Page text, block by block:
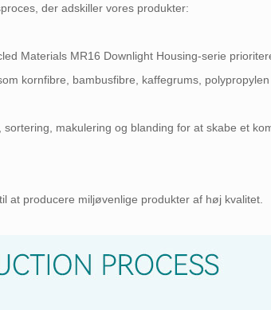
der adskiller vores produkter:
Materials MR16 Downlight Housing-serie
kornfibre, bambusfibre, kaffegrums, polypropylen
makulering og blanding for at skabe et
at producere miljøvenlige produkter af høj kvalitet.